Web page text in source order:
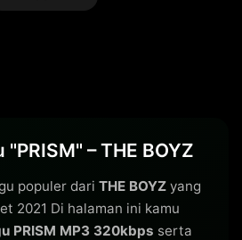
– THE BOYZ
populer dari THE BOYZ yang
2021 Di halaman ini kamu
PRISM MP3 320kbps serta